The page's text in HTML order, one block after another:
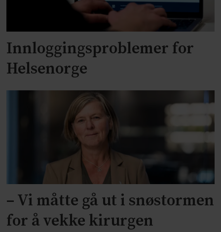
Innloggingsproblemer for
Helsenorge
– Vi måtte gå ut i snøstormen
for å vekke kirurgen